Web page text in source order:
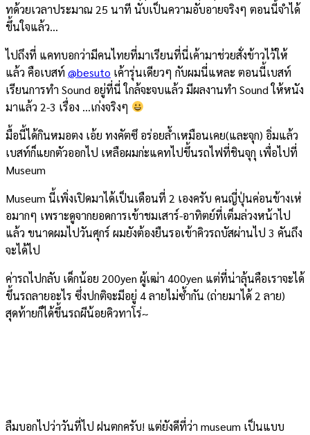
ทด้วยเวลาประมาณ 25 นาที นับเป็นความอับอายจริงๆ ตอนนี้จำได้
ขึ้นใจแล้ว…
ไปถึงที่ แคทบอกว่ามีคนไทยที่มาเรียนที่นี่เค้ามาช่วยสั่งข้าวไว้ให้
แล้ว คือเบสท์ @besuto เค้ารุ่นเดียวๆ กับผมนี่แหละ ตอนนี้เบสท์
เรียนการทำ Sound อยู่ที่นี่ ใกล้จะจบแล้ว มีผลงานทำ Sound ให้หนัง
มาแล้ว 2-3 เรื่อง …เก่งจริงๆ
มื้อนี้ได้กินหมอตง เอ้ย ทงคัตซึ อร่อยล้ำเหมือนเคย(และจุก) อิ่มแล้ว
เบสท์ก็แยกตัวออกไป เหลือผมก่ะแคทไปขึ้นรถไฟที่ชินจุกุ เพื่อไปที่
Museum
Museum นี้เพิ่งเปิดมาได้เป็นเดือนที่ 2 เองครับ คนญี่ปุ่นค่อนข้างเห่
อมากๆ เพราะดูจากยอดการเข้าชมเสาร์-อาทิตย์ที่เต็มล่วงหน้าไป
แล้ว ขนาดผมไปวันศุกร์ ผมยังต้องยืนรอเข้าคิวรถบัสผ่านไป 3 คันถึง
จะได้ไป
ค่ารถไปกลับ เด็กน้อย 200yen ผู้เฒ่า 400yen แต่ที่น่าลุ้นคือเราจะได้
ขึ้นรถลายอะไร ซึ่งปกติจะมีอยู่ 4 ลายไม่ซ้ำกัน (ถ่ายมาได้ 2 ลาย)
สุดท้ายก็ได้ขึ้นรถผีน้อยคิวทาโร่~
ลืมบอกไปว่าวันที่ไป ฝนตกครับ! แต่ยังดีที่ว่า museum เป็นแบบ